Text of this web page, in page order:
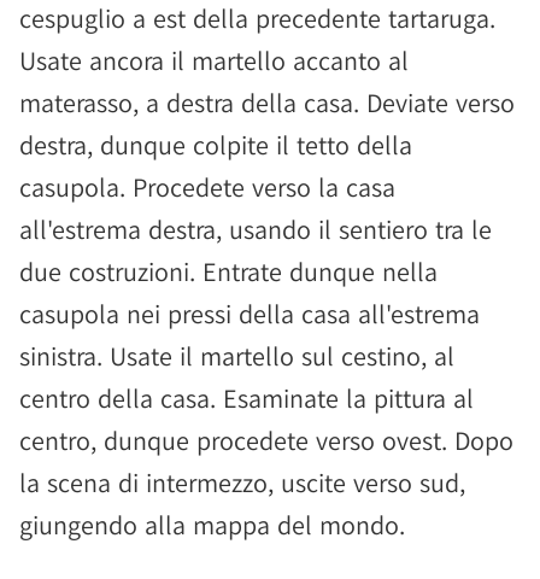
cespuglio a est della precedente tartaruga.
Usate ancora il martello accanto al
materasso, a destra della casa. Deviate verso
destra, dunque colpite il tetto della
casupola. Procedete verso la casa
all'estrema destra, usando il sentiero tra le
due costruzioni. Entrate dunque nella
casupola nei pressi della casa all'estrema
sinistra. Usate il martello sul cestino, al
centro della casa. Esaminate la pittura al
centro, dunque procedete verso ovest. Dopo
la scena di intermezzo, uscite verso sud,
giungendo alla mappa del mondo.